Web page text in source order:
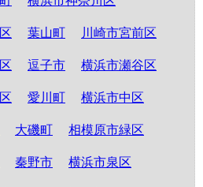
葉山町 川崎市宮前区
逗子市 横浜市瀬谷区
愛川町 横浜市中区
大磯町 相模原市緑区
秦野市 横浜市泉区